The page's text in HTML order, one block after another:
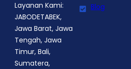
Layanan Kami:
JABODETABEK,
Jawa Barat, Jawa
Tengah, Jawa
Timur, Bali,
Sumatera,
Blog